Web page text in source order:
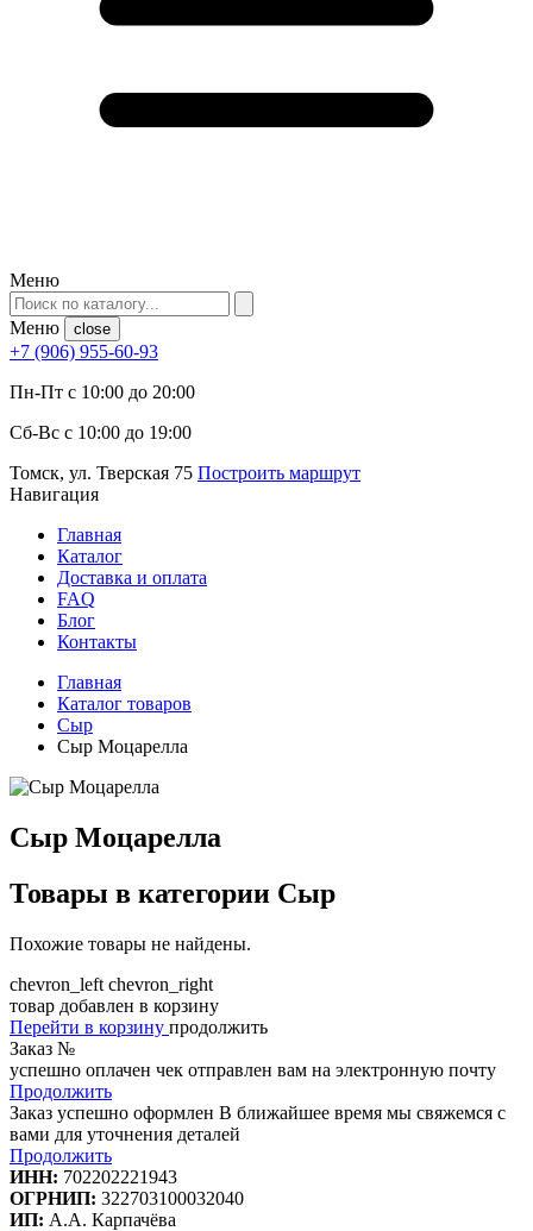
Меню
Меню close
+7 (906) 955-60-93
Пн-Пт с 10:00 до 20:00
Сб-Вс с 10:00 до 19:00
Томск, ул. Тверская 75 Построить маршрут
Навигация
Главная
Каталог
Доставка и оплата
FAQ
Блог
Контакты
Главная
Каталог товаров
Сыр
Сыр Моцарелла
Сыр Моцарелла
Товары в категории Сыр
Похожие товары не найдены.
chevron_left chevron_right
товар добавлен в корзину
Перейти в корзину продолжить
Заказ №
успешно оплачен чек отправлен вам на электронную почту
Продолжить
Заказ успешно оформлен В ближайшее время мы свяжемся с
вами для уточнения деталей
Продолжить
ИНН: 702202221943
ОГРНИП: 322703100032040
ИП: А.А. Карпачёва